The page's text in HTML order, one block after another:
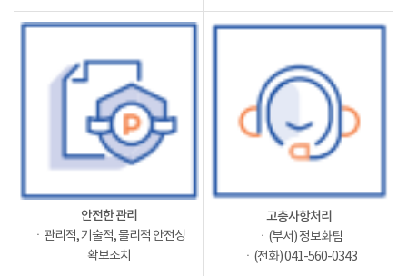
안전한 관리
ㆍ관리적, 기술적, 물리적 안전성
확보조치
고충사항처리
ㆍ(부서) 정보화팀
ㆍ(전화) 041-560-0343